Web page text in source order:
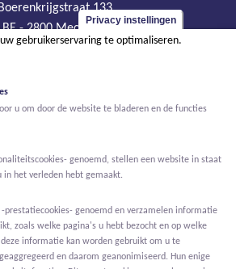
Boerenkrijgstraat 133
BE - 2800 Mechelen
tel +32 15 569 965
BTW BE 0466.256.432
Privacy instellingen
gebruikerservaring te optimaliseren.
u om door de website te bladeren en de functies
genoemd, stellen een website in staat
in het verleden hebt gemaakt.
-prestatiecookies- genoemd en verzamelen informatie
zoals welke pagina's u hebt bezocht en op welke
deze informatie kan worden gebruikt om u te
en daarom geanonimiseerd. Hun enige